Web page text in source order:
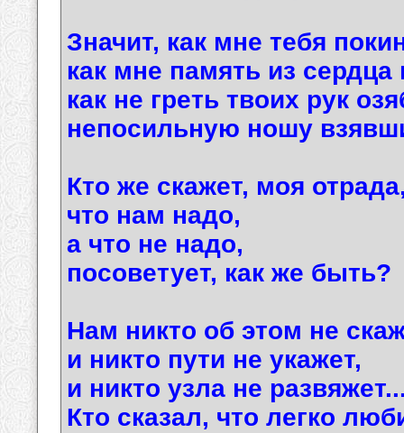
Значит, как мне тебя
как мне память из
как не греть твоих рук
непосильную ношу
Кто же скажет, моя
что нам надо,
а что не надо,
посоветует, как же быть?
Нам никто об этом не
и никто пути не укажет,
и никто узла не
Кто сказал, что легко